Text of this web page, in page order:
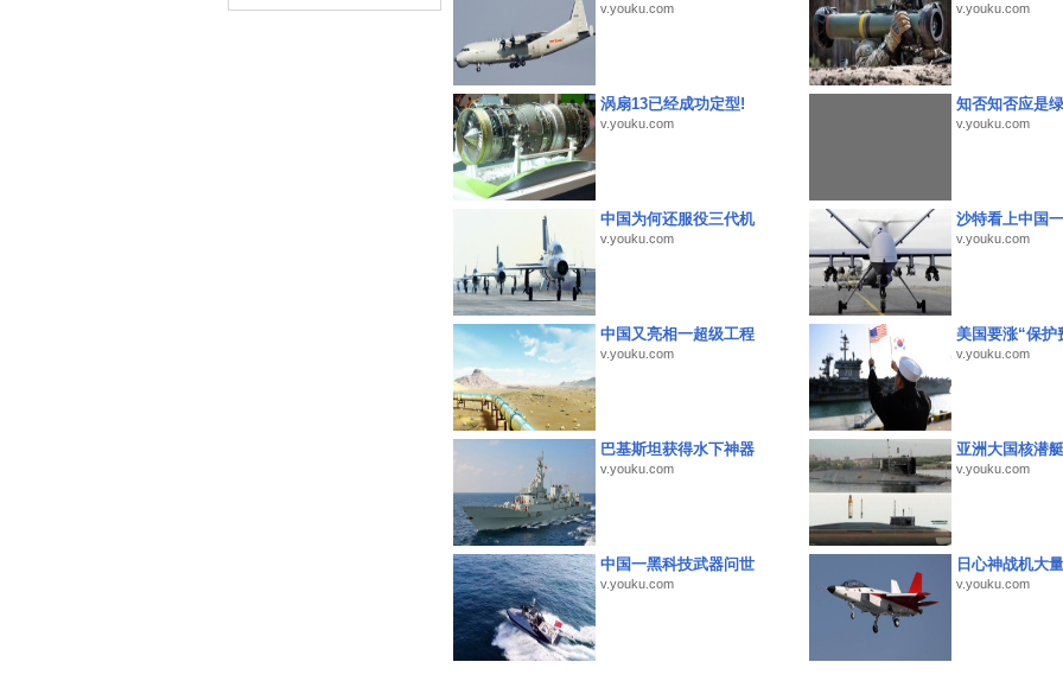
v.youku.com v.youku.com
涡扇13已经成功定型!
v.youku.com
知否知否应是
v.youku.com
中国为何还服役三代机
v.youku.com
沙特看上中国
v.youku.com
中国又亮相一超级工程
v.youku.com
美国要涨“保护
v.youku.com
巴基斯坦获得水下神器
v.youku.com
亚洲大国核潜
v.youku.com
中国一黑科技武器问世
v.youku.com
日心神战机大
v.youku.com